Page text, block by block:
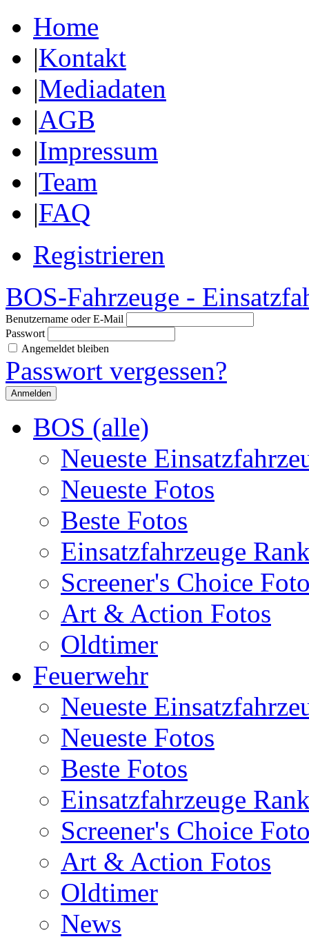
Home
|Kontakt
|Mediadaten
|AGB
|Impressum
|Team
|FAQ
Registrieren
BOS-Fahrzeuge -
Benutzername oder E-Mail
Passwort
Angemeldet bleiben
Passwort vergessen?
BOS (alle)
Neueste
Neueste Fotos
Beste Fotos
Einsatzfahrzeuge
Screener's Choice
Art & Action Fotos
Oldtimer
Feuerwehr
Neueste
Neueste Fotos
Beste Fotos
Einsatzfahrzeuge
Screener's Choice
Art & Action Fotos
Oldtimer
News